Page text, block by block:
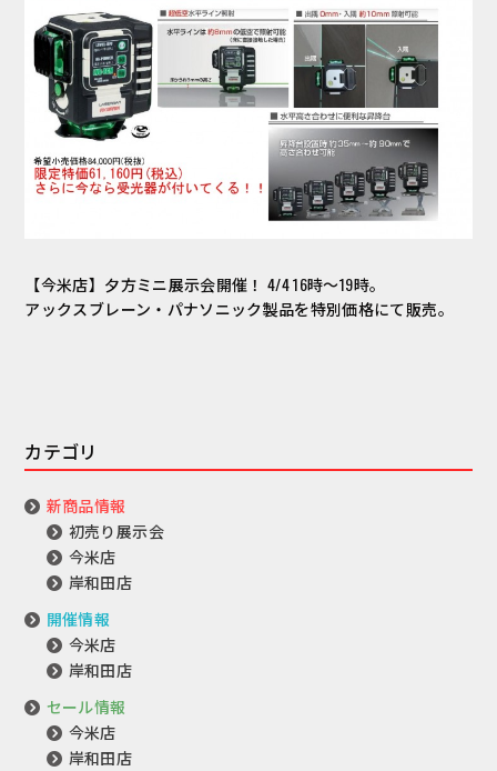
【今米店】夕方ミニ展示会開催！ 4/4 16時～19時。
アックスブレーン・パナソニック製品を特別価格にて販売。
カテゴリ
新商品情報
初売り展示会
今米店
岸和田店
開催情報
今米店
岸和田店
セール情報
今米店
岸和田店